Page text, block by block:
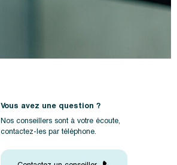
Vous avez une question ?
Nos conseillers sont à votre écoute,
contactez-les par téléphone.